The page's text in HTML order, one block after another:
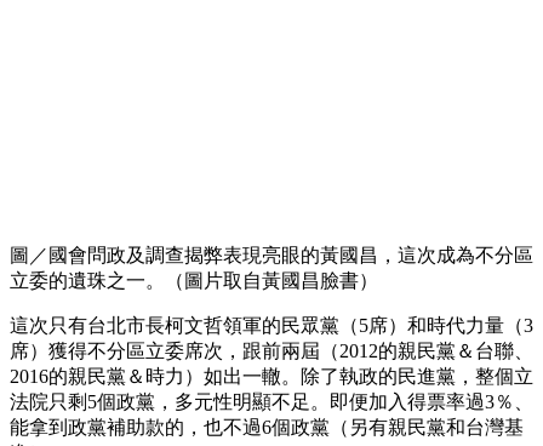
圖／國會問政及調查揭弊表現亮眼的黃國昌，這次成為不分區
立委的遺珠之一。（圖片取自黃國昌臉書）
這次只有台北市長柯文哲領軍的民眾黨（5席）和時代力量（3
席）獲得不分區立委席次，跟前兩屆（2012的親民黨＆台聯、
2016的親民黨＆時力）如出一轍。除了執政的民進黨，整個立
法院只剩5個政黨，多元性明顯不足。即便加入得票率過3％、
能拿到政黨補助款的，也不過6個政黨（另有親民黨和台灣基